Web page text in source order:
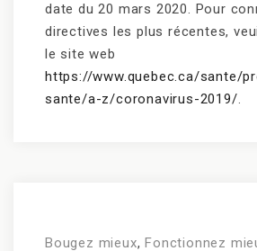
date du 20 mars 2020. Pour
directives les plus récentes,
le site web
https://www.quebec.ca/sante/
sante/a-z/coronavirus-2019/.
Bougez mieux,Fonctionnez